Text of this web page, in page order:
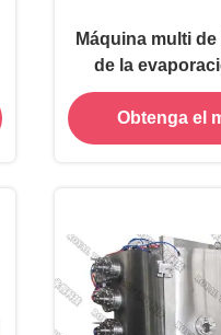
Máquina multi
de la
arcos, capas
para la cerámica
Obtenga el